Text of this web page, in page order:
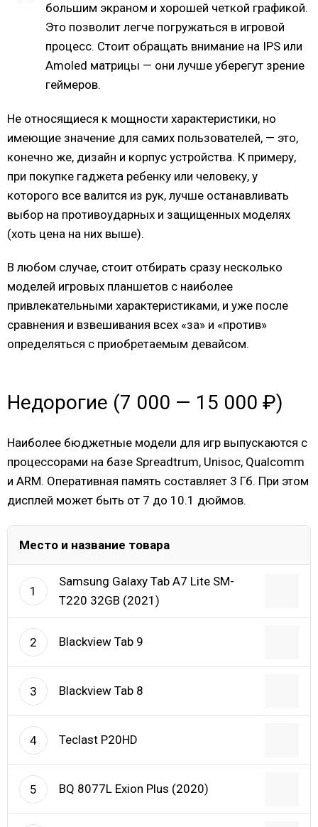
большим экраном и хорошей четкой графикой.
Это позволит легче погружаться в игровой
процесс. Стоит обращать внимание на IPS или
Amoled матрицы — они лучше уберегут зрение
геймеров.
Не относящиеся к мощности характеристики, но
имеющие значение для самих пользователей, — это,
конечно же, дизайн и корпус устройства. К примеру,
при покупке гаджета ребенку или человеку, у
которого все валится из рук, лучше останавливать
выбор на противоударных и защищенных моделях
(хоть цена на них выше).
В любом случае, стоит отбирать сразу несколько
моделей игровых планшетов с наиболее
привлекательными характеристиками, и уже после
сравнения и взвешивания всех «за» и «против»
определяться с приобретаемым девайсом.
Недорогие (7 000 — 15 000 ₽)
Наиболее бюджетные модели для игр выпускаются с
процессорами на базе Spreadtrum, Unisoc, Qualcomm
и ARM. Оперативная память составляет 3 Гб. При этом
дисплей может быть от 7 до 10.1 дюймов.
Место и название товара
1
Samsung Galaxy Tab A7 Lite SM-
T220 32GB (2021)
2 Blackview Tab 9
3 Blackview Tab 8
4 Teclast P20HD
5 BQ 8077L Exion Plus (2020)